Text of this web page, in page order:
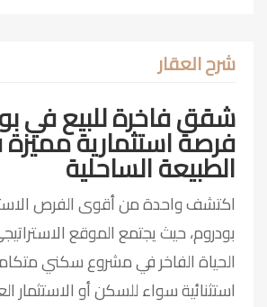
شرح العقار
شقق فاخرة للبيع في
فرصة استثمارية
الطبيعة الساحلية
اكتشف واحدة من أقوى الفرص
بودروم، حيث يجتمع الموقع
الحياة الفاخر في مشروع سكني
استثنائية سواء للسكن أو الاستثمار